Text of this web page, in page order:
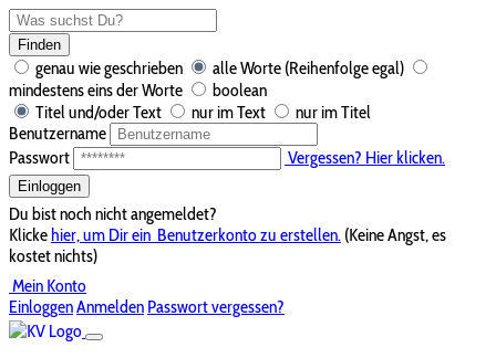
Finden
genau wie geschrieben
alle Worte (Reihenfolge egal)
mindestens eins der Worte
boolean
Titel und/oder Text
nur im Text
nur im Titel
Benutzername
Passwort
Vergessen? Hier klicken.
Einloggen
Du bist noch nicht angemeldet?
Klickehier, um Dir ein Benutzerkonto zu erstellen. (Keine Angst, es
kostet nichts)
Mein Konto
EinloggenAnmelden Passwort vergessen?